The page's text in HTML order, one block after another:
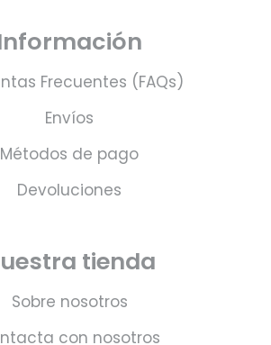
Frecuentes (FAQs)
Envíos
Métodos de pago
Devoluciones
tienda
Sobre nosotros
con nosotros